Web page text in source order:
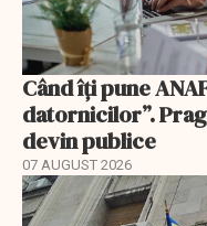
Când îți pune
datornicilor”.
devin publice
07 AUGUST 2026